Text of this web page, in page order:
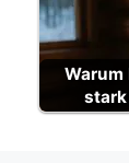
Warum
stark